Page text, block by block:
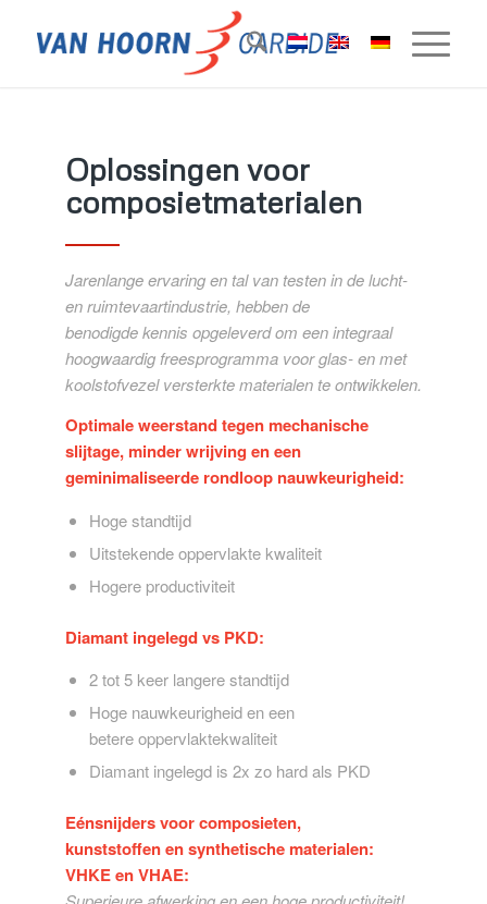
Oplossingen voor
composietmaterialen
Jarenlange ervaring en tal van testen in de lucht-
en ruimtevaartindustrie, hebben de
benodigde kennis opgeleverd om een integraal
hoogwaardig freesprogramma voor glas- en met
koolstofvezel versterkte materialen te ontwikkelen.
Optimale weerstand tegen mechanische
slijtage, minder wrijving en een
geminimaliseerde rondloop nauwkeurigheid:
Hoge standtijd
Uitstekende oppervlakte kwaliteit
Hogere productiviteit
Diamant ingelegd vs PKD:
2 tot 5 keer langere standtijd
Hoge nauwkeurigheid en een
betere oppervlaktekwaliteit
Diamant ingelegd is 2x zo hard als PKD
Eénsnijders voor composieten,
kunststoffen en synthetische materialen:
VHKE en VHAE: